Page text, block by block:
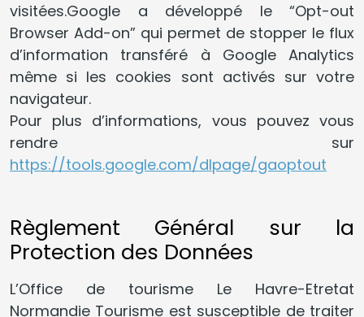
visitées.Google a développé le “Opt-out
Browser Add-on” qui permet de stopper le flux
d’information transféré à Google Analytics
même si les cookies sont activés sur votre
navigateur.
Pour plus d’informations, vous pouvez vous
rendre sur
https://tools.google.com/dlpage/gaoptout
Règlement Général sur la
Protection des Données
L’Office de tourisme Le Havre-Etretat
Normandie Tourisme est susceptible de traiter